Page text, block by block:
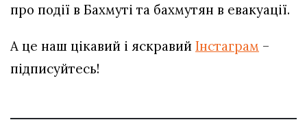
про події в Бахмуті та бахмутян в евакуації.
А це наш цікавий і яскравий Інстаграм –
підписуйтесь!